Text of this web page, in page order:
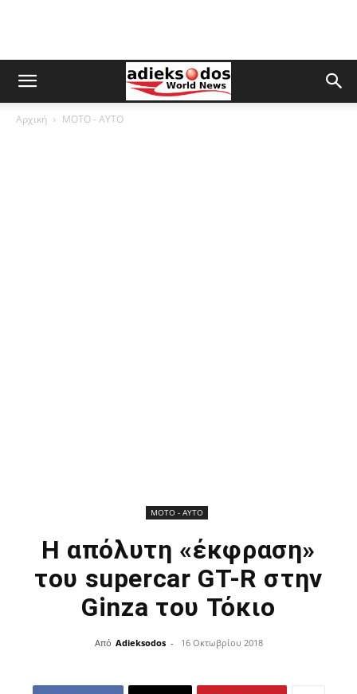
Αρχική ΜOTO - AYTO
ΜOTO - AYTO
Η απόλυτη «έκφραση»
του supercar GT-R στην
Ginza του Τόκιο
Από Adieksodos - 16 Οκτωβρίου 2018